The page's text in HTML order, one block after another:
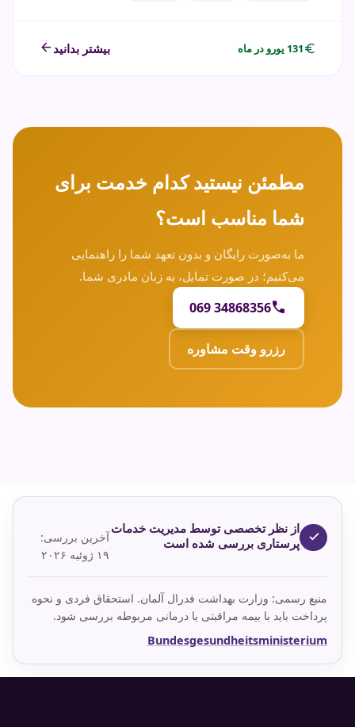
بیشتر بدانید arrow_back euro131 یورو در ماه
مطمئن نیستید کدام خدمت برای
شما مناسب است؟
ما به‌صورت رایگان و بدون تعهد شما را راهنمایی
می‌کنیم؛ در صورت تمایل، به زبان مادری شما.
call
069 34868356
رزرو وقت مشاوره
از نظر تخصصی توسط مدیریت خدمات
پرستاری بررسی شده است
آخرین بررسی:
۱۹ ژوئیه ۲۰۲۶
منبع رسمی: وزارت بهداشت فدرال آلمان. استحقاق فردی و نحوه
پرداخت باید با بیمه مراقبتی یا درمانی مربوطه بررسی شود.
Bundesgesundheitsministerium